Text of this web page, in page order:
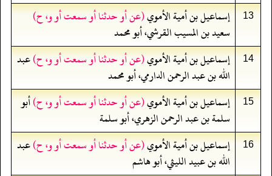
13 إسماعيل بن أمية الأموي(عن أو حدثنا أو سمعت أو و، ح)
سعيد بن المسيب القرشي، أبو محمد
14 إسماعيل بن أمية الأموي(عن أو حدثنا أو سمعت أو و، ح)عبد
الله بن عبد الرحمن الدارمي، أبو محمد
15 إسماعيل بن أمية الأموي(عن أو حدثنا أو سمعت أو و، ح)أبو
سلمة بن عبد الرحمن الزهري، أبو سلمة
16 إسماعيل بن أمية الأموي(عن أو حدثنا أو سمعت أو و، ح)عبد
الله بن عبيد الليثي، أبو هاشم